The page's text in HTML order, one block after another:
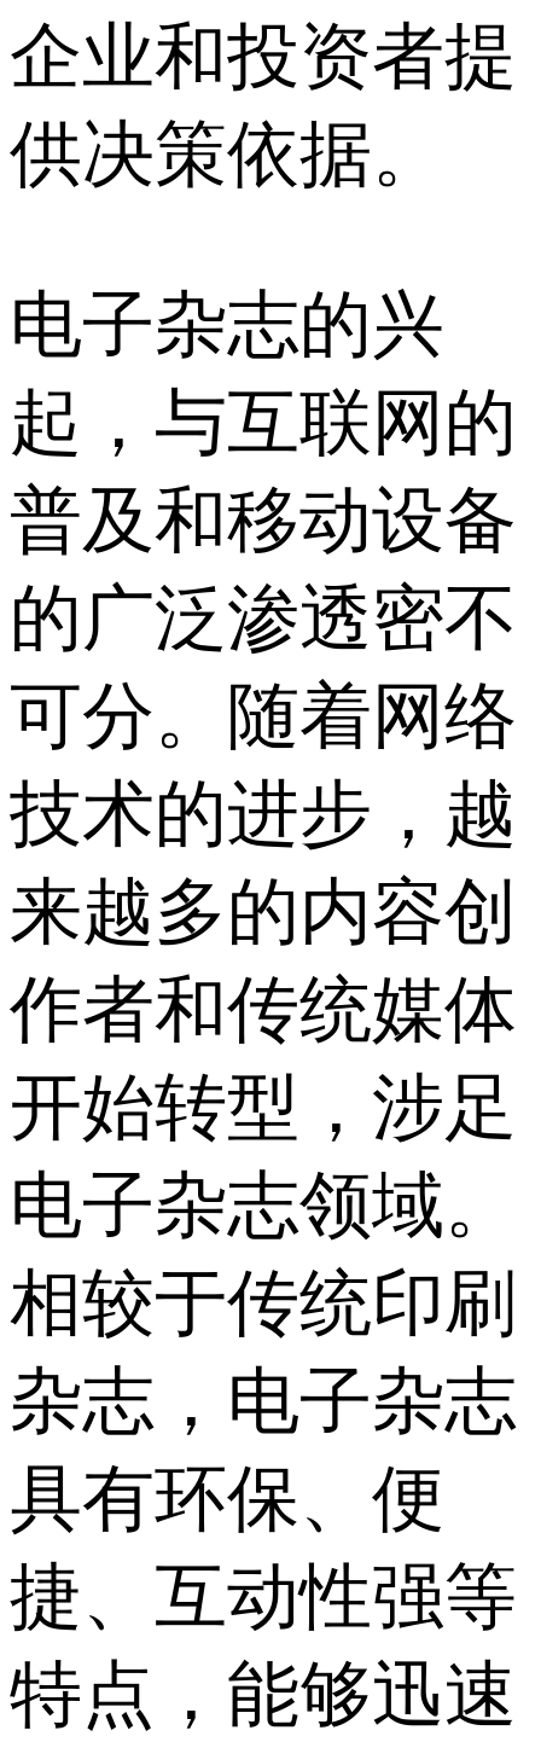
企业和投资者提
供决策依据。
电子杂志的兴
起，与互联网的
普及和移动设备
的广泛渗透密不
可分。随着网络
技术的进步，越
来越多的内容创
作者和传统媒体
开始转型，涉足
电子杂志领域。
相较于传统印刷
杂志，电子杂志
具有环保、便
捷、互动性强等
特点，能够迅速